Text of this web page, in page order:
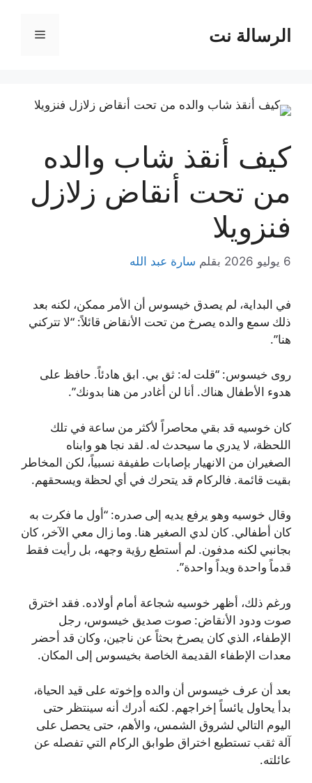
المحتوىالرسالة نت القائمة
كيف أنقذ شاب والده
من تحت أنقاض زلازل
فنزويلا
6 يوليو 2026 بقلم سارة عبد الله
في البداية، لم يصدق خيسوس أن الأمر ممكن، لكنه بعد
ذلك سمع والده يصرخ من تحت الأنقاض قائلاً: “لا تتركني
هنا”.
روى خيسوس: “قلت له: ثق بي. ابق هادئاً. حافظ على
هدوء الأطفال هناك. أنا لن أغادر من هنا بدونك”.
كان خوسيه قد بقي محاصراً لأكثر من ساعة في تلك
اللحظة، لا يدري ما سيحدث له. لقد نجا هو وابناه
الصغيران من الانهيار بإصابات طفيفة نسبياً، لكن المخاطر
بقيت قائمة. فالركام قد يتحرك في أي لحظة ويسحقهم.
وقال خوسيه وهو يرفع يديه إلى صدره: “أول ما فكرت به
كان أطفالي. كان لدي الصغير هنا. وما زال معي الآخر، كان
بجانبي لكنه مدفون. لم أستطع رؤية وجهه، بل رأيت فقط
قدماً واحدة ويداً واحدة”.
ورغم ذلك، أظهر خوسيه شجاعة أمام أولاده. فقد اخترق
صوت ودود الأنقاض: صوت صديق خيسوس، رجل
الإطفاء، الذي كان يصرخ بحثاً عن ناجين، وكان قد أحضر
معدات الإطفاء القديمة الخاصة بخيسوس إلى المكان.
بعد أن عرف خيسوس أن والده وإخوته على قيد الحياة،
بدأ يحاول يائساً إخراجهم. لكنه أدرك أنه سينتظر حتى
اليوم التالي لشروق الشمس، والأهم، حتى يحصل على
آلة ثقب تستطيع اختراق طوابق الركام التي تفصله عن
عائلته.